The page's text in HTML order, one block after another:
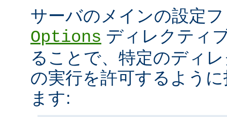
サーバのメインの設定
Options ディレクティ
ることで、特定のディ
の実行を許可するよう
ます: